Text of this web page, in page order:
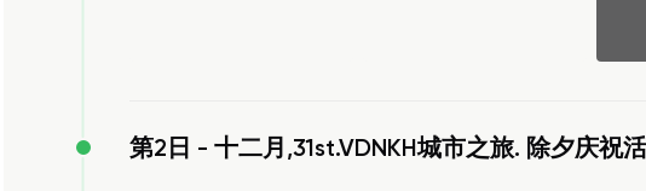
第2日 - 十二月,31st.VDNKH城市之旅. 除夕庆祝